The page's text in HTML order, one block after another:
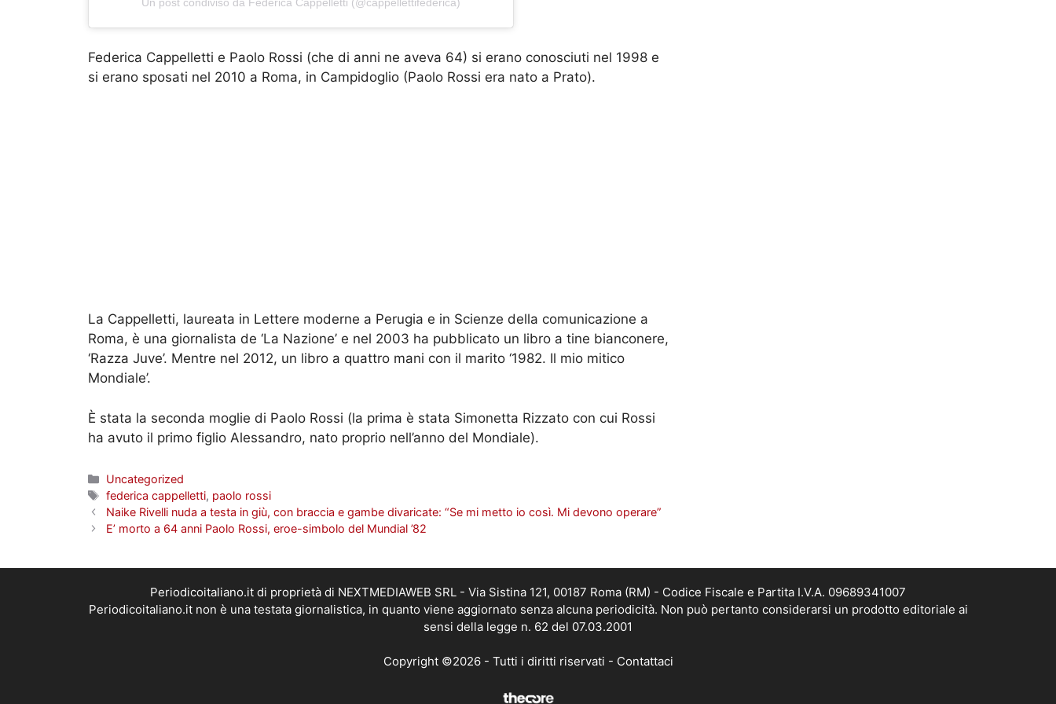
Un post condiviso da Federica Cappelletti (@cappellettifederica)
Federica Cappelletti e Paolo Rossi (che di anni ne aveva 64) si erano conosciuti nel 1998 e
si erano sposati nel 2010 a Roma, in Campidoglio (Paolo Rossi era nato a Prato).
La Cappelletti, laureata in Lettere moderne a Perugia e in Scienze della comunicazione a
Roma, è una giornalista de ‘La Nazione’ e nel 2003 ha pubblicato un libro a tine bianconere,
‘Razza Juve’. Mentre nel 2012, un libro a quattro mani con il marito ‘1982. Il mio mitico
Mondiale’.
È stata la seconda moglie di Paolo Rossi (la prima è stata Simonetta Rizzato con cui Rossi
ha avuto il primo figlio Alessandro, nato proprio nell’anno del Mondiale).
Categorie
Uncategorized
Tag
federica cappelletti, paolo rossi
Naike Rivelli nuda a testa in giù, con braccia e gambe divaricate: “Se mi metto io così. Mi devono operare”
E’ morto a 64 anni Paolo Rossi, eroe-simbolo del Mundial ’82
Periodicoitaliano.it di proprietà di NEXTMEDIAWEB SRL - Via Sistina 121, 00187 Roma (RM) - Codice Fiscale e Partita I.V.A. 09689341007
Periodicoitaliano.it non è una testata giornalistica, in quanto viene aggiornato senza alcuna periodicità. Non può pertanto considerarsi un prodotto editoriale ai
sensi della legge n. 62 del 07.03.2001
Copyright ©2026 - Tutti i diritti riservati - Contattaci